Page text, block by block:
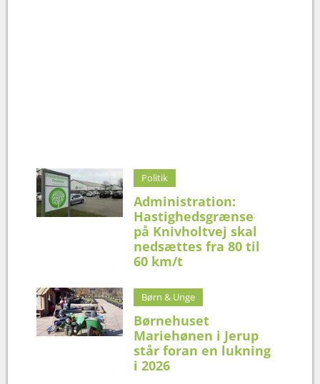
Politik
Administration:
Hastighedsgrænse
på Knivholtvej skal
nedsættes fra 80 til
60 km/t
Børn & Unge
Børnehuset
Mariehønen i Jerup
står foran en lukning
i 2026